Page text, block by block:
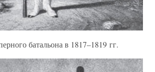
батальона в 1817–1819 гг.